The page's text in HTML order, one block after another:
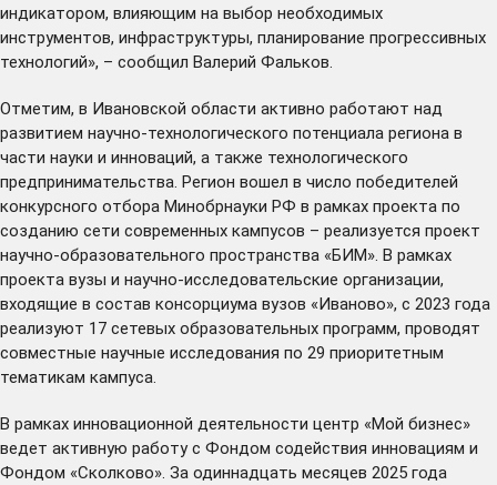
индикатором, влияющим на выбор необходимых
инструментов, инфраструктуры, планирование прогрессивных
технологий», – сообщил Валерий Фальков.
Отметим, в Ивановской области активно работают над
развитием научно-технологического потенциала региона в
части науки и инноваций, а также технологического
предпринимательства. Регион вошел в число победителей
конкурсного отбора Минобрнауки РФ в рамках проекта по
созданию сети современных кампусов – реализуется проект
научно-образовательного пространства «БИМ». В рамках
проекта вузы и научно-исследовательские организации,
входящие в состав консорциума вузов «Иваново», с 2023 года
реализуют 17 сетевых образовательных программ, проводят
совместные научные исследования по 29 приоритетным
тематикам кампуса.
В рамках инновационной деятельности центр «Мой бизнес»
ведет активную работу с Фондом содействия инновациям и
Фондом «Сколково». За одиннадцать месяцев 2025 года